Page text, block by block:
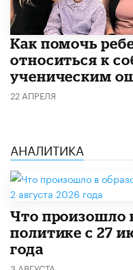
Как помочь
относиться к
ученическим
22 АПРЕЛЯ
АНАЛИТИКА
​Что произошло
политике с 27
года
3 АВГУСТА